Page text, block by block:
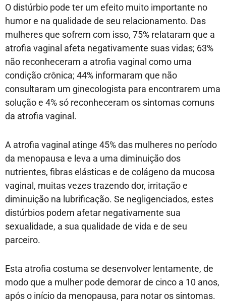
O distúrbio pode ter um efeito muito importante no
humor e na qualidade de seu relacionamento. Das
mulheres que sofrem com isso, 75% relataram que a
atrofia vaginal afeta negativamente suas vidas; 63%
não reconheceram a atrofia vaginal como uma
condição crônica; 44% informaram que não
consultaram um ginecologista para encontrarem uma
solução e 4% só reconheceram os sintomas comuns
da atrofia vaginal.
A atrofia vaginal atinge 45% das mulheres no período
da menopausa e leva a uma diminuição dos
nutrientes, fibras elásticas e de colágeno da mucosa
vaginal, muitas vezes trazendo dor, irritação e
diminuição na lubrificação. Se negligenciados, estes
distúrbios podem afetar negativamente sua
sexualidade, a sua qualidade de vida e de seu
parceiro.
Esta atrofia costuma se desenvolver lentamente, de
modo que a mulher pode demorar de cinco a 10 anos,
após o início da menopausa, para notar os sintomas.